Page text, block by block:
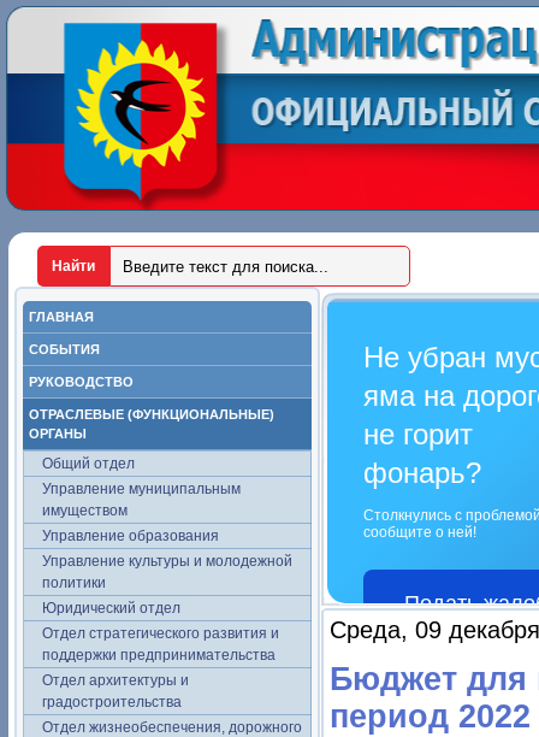
ГЛАВНАЯ
СОБЫТИЯ
РУКОВОДСТВО
ОТРАСЛЕВЫЕ (ФУНКЦИОНАЛЬНЫЕ)
ОРГАНЫ
Общий отдел
Управление муниципальным
имуществом
Управление образования
Управление культуры и молодежной
политики
Юридический отдел
Отдел стратегического развития и
поддержки предпринимательства
Отдел архитектуры и
градостроительства
Отдел жизнеобеспечения, дорожного
Не убран
яма на
не горит
фонарь?
Столкнулись с
сообщите о ней!
Подать
Среда, 09
Бюджет для
период